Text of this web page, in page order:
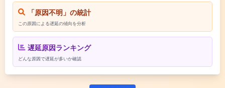
「原因不明」の統計
この原因による遅延の傾向を分析
遅延原因ランキング
どんな原因で遅延が多いか確認